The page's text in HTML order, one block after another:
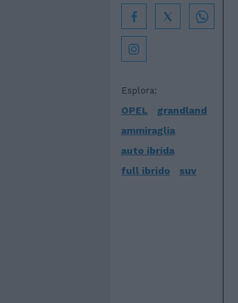
Esplora:
OPEL
grandland
ammiraglia
auto ibrida
full ibrido
suv